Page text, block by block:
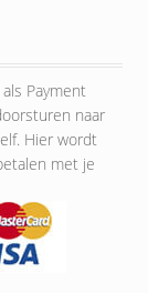
Payment
naar
Hier wordt
met je